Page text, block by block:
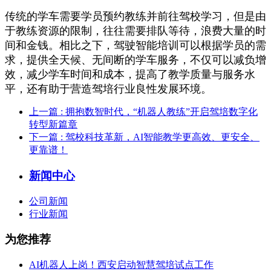
传统的学车需要学员预约教练并前往驾校学习，但是由
于教练资源的限制，往往需要排队等待，浪费大量的时
间和金钱。相比之下，驾驶智能培训可以根据学员的需
求，提供全天候、无间断的学车服务，不仅可以减负增
效，减少学车时间和成本，提高了教学质量与服务水
平，还有助于营造驾培行业良性发展环境。
上一篇 : 拥抱数智时代，“机器人教练”开启驾培数字化
转型新篇章
下一篇 : 驾校科技革新，AI智能教学更高效、更安全、
更靠谱！
新闻中心
公司新闻
行业新闻
为您推荐
AI机器人上岗！西安启动智慧驾培试点工作